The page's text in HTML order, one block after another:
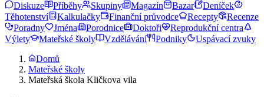
Diskuze Příběhy Skupiny Magazín Bazar
Deníček
Těhotenství
Kalkulačky Finanční průvodce Recepty
Recenze
Poradny
Jména Porodnice Doktoři
Reprodukční centra
Výlety
Mateřské školy Vzdělávání Podniky
Uspávací zvuky
Domů
Mateřské školy
Mateřská škola Kličkova vila